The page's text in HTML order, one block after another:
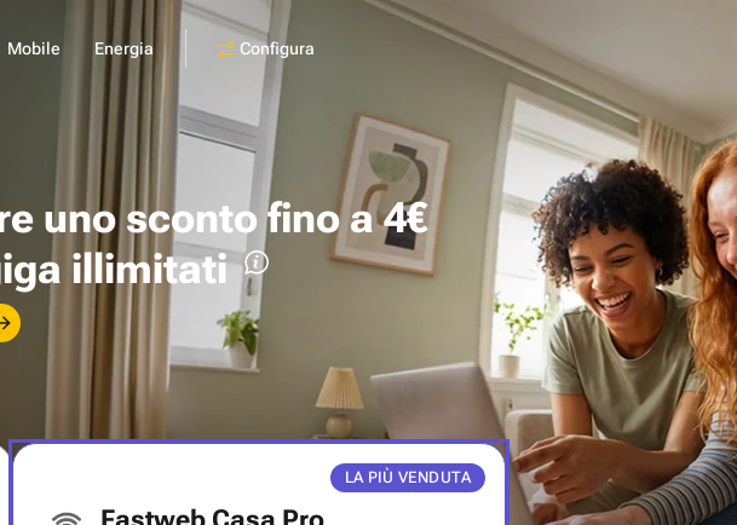
Mobile Energia Configura
unosconto fino a 4€
illimitati
LA PIÙ VENDUTA